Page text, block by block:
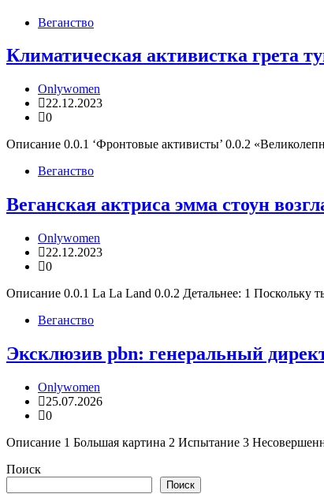
Веганство
Климатическая активистка грета
Onlywomen
22.12.2023
0
Описание 0.0.1 ‘Фронтовые активисты’ 0.0.2
Веганство
Веганская актриса эмма стоун
Onlywomen
22.12.2023
0
Описание 0.0.1 La La Land 0.0.2 Детальнее: 1
Веганство
Эксклюзив pbn: генеральный
Onlywomen
25.07.2026
0
Описание 1 Большая картина 2 Испытание 3
Поиск
Поиск